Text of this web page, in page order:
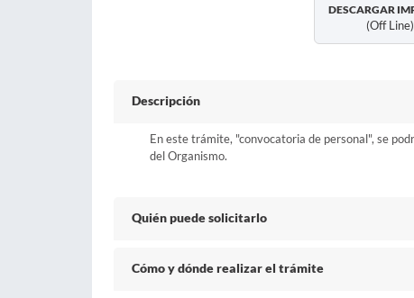
DESCARGAR
(off Line)
Descripción
En este trámite, "convocatoria de personal", se
del Organismo.
Quién puede solicitarlo
Cómo y dónde realizar el trámite